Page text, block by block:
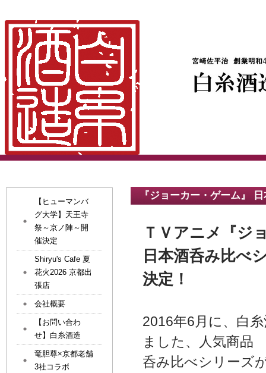
『ジョーカー・ゲーム』
ＴＶアニメ『ジ
日本酒呑み比べ
決定 ！
2016年6月に、白
ました、人気商品
呑み比べシリーズ
【ヒューマンバ
グ大学】天王寺
祭～京ノ陣～開
催決定
Shiryu's Cafe 夏
花火2026 京都出
張店
会社概要
【お問い合わ
せ】白糸酒造
竜胆尊×京都老舗
3社コラボ